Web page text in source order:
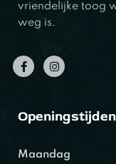
vriendelijke toog
weg is.
Openingstijden
Maandag